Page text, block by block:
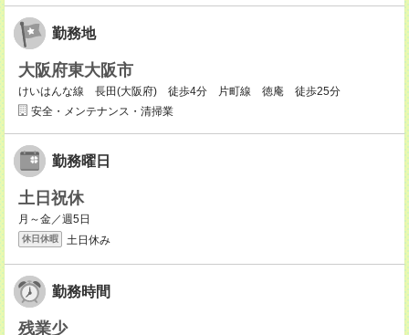
勤務地
大阪府東大阪市
けいはんな線 長田(大阪府) 徒歩4分 片町線 徳庵 徒歩25分
安全・メンテナンス・清掃業
勤務曜日
土日祝休
月～金／週5日
休日休暇 土日休み
勤務時間
残業少